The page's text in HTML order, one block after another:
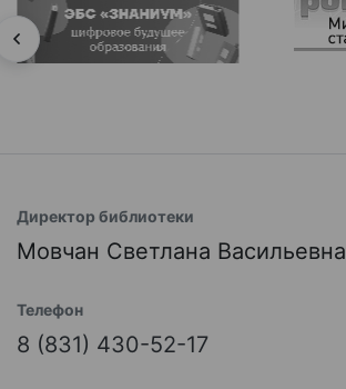
Директор библиотеки
Мовчан Светлана Васильевна
Телефон
8 (831) 430-52-17